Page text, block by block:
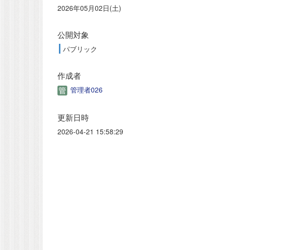
2026年05月02日(土)
公開対象
パブリック
作成者
管理者026
更新日時
2026-04-21 15:58:29